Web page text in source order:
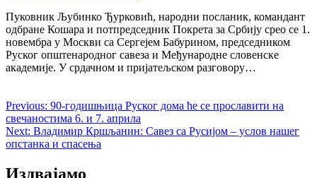
Пуковник Љубинко Ђурковић, народни посланик, командант
одбране Кошара и потпредседник Покрета за Србију срео се 1.
новембра у Москви са Сергејем Бабурином, председником
Руског општенародног савеза и Међународне словенске
академије. У срдачном и пријатељском разговору…
Previous: 90-годишњица Руског дома ће се прославити на
свечаностима 6. и 7. априла
Next: Владимир Кршљанин: Савез са Русијом – услов нашег
опстанка и спасења
Издвајамо